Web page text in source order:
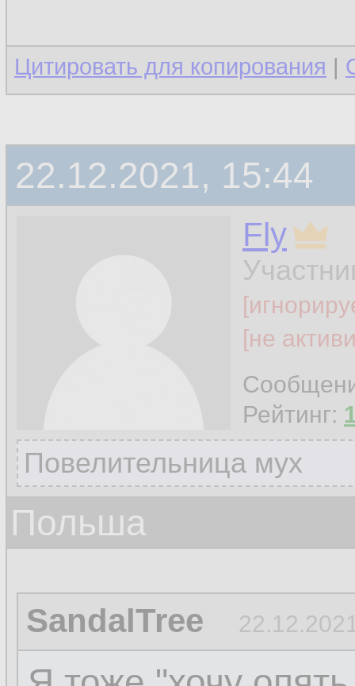
Цитировать для копирования |
22.12.2021, 15:44
Fly
[не
Рейтинг:
Повелительница мух
Польша
SandalTree